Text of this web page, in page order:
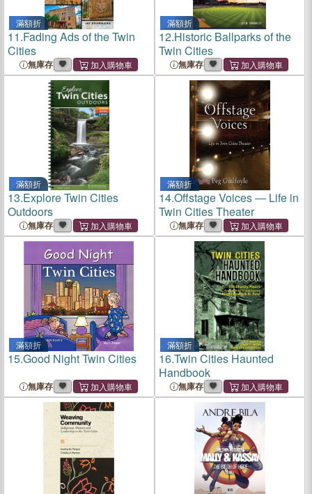
滿額折
11.Fading Ads of the Twin
Cities
無庫存
滿額折
12.Historic Ballparks of the
Twin Cities
無庫存
滿額折
13.Explore Twin Cities
Outdoors
無庫存
滿額折
14.Offstage Voices ― Life in
Twin Cities Theater
無庫存
滿額折
15.Good Night Twin Cities
無庫存
滿額折
16.Twin Cities Haunted
Handbook
無庫存